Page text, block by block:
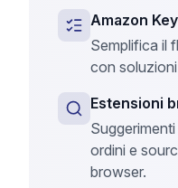
Amazon
Semplifica il
con
Estensioni
ordini e
browser.